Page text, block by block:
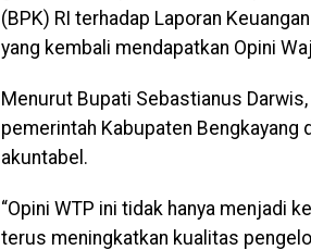
(BPK) RI terhadap Laporan
yang kembali mendapatkan Opini
Menurut Bupati Sebastianus
pemerintah Kabupaten Bengkayang
akuntabel.
“Opini WTP ini tidak hanya menjadi
terus meningkatkan kualitas